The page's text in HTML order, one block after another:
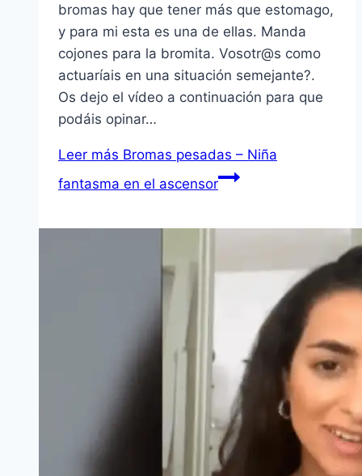
bromas hay que tener más que estomago,
y para mi esta es una de ellas. Manda
cojones para la bromita. Vosotr@s como
actuarí­ais en una situación semejante?.
Os dejo el ví­deo a continuación para que
podáis opinar…
Leer más Bromas pesadas – Niña
fantasma en el ascensor